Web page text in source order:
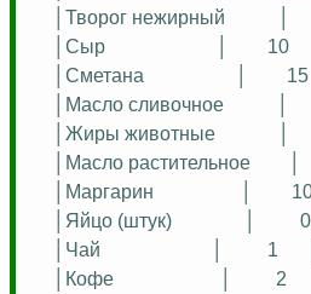
│Творог нежирный
│Сыр
10
│Сметана
15
│Масло сливочное
│Жиры животные
│Масло растительное
│Маргарин
│Яйцо (штук)
│Чай
1
│Кофе
2